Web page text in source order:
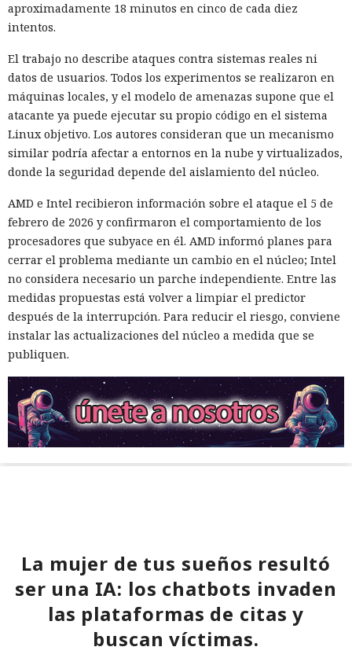
aproximadamente 18 minutos en cinco de cada diez
intentos.
El trabajo no describe ataques contra sistemas reales ni
datos de usuarios. Todos los experimentos se realizaron en
máquinas locales, y el modelo de amenazas supone que el
atacante ya puede ejecutar su propio código en el sistema
Linux objetivo. Los autores consideran que un mecanismo
similar podría afectar a entornos en la nube y virtualizados,
donde la seguridad depende del aislamiento del núcleo.
AMD e Intel recibieron información sobre el ataque el 5 de
febrero de 2026 y confirmaron el comportamiento de los
procesadores que subyace en él. AMD informó planes para
cerrar el problema mediante un cambio en el núcleo; Intel
no considera necesario un parche independiente. Entre las
medidas propuestas está volver a limpiar el predictor
después de la interrupción. Para reducir el riesgo, conviene
instalar las actualizaciones del núcleo a medida que se
publiquen.
La mujer de tus sueños resultó
ser una IA: los chatbots invaden
las plataformas de citas y
buscan víctimas.